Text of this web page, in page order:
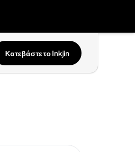
Κατεβάστε το Inkjin